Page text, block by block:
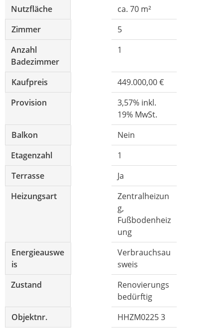
Nutzfläche
ca. 70 m²
Zimmer
5
Anzahl
Badezimmer
1
Kaufpreis
449.000,00 €
Provision
3,57% inkl.
19% MwSt.
Balkon
Nein
Etagenzahl
1
Terrasse
Ja
Heizungsart
Zentralheizun
g,
Fußbodenheiz
ung
Energieauswe
is
Verbrauchsau
sweis
Zustand
Renovierungs
bedürftig
Objektnr.
HHZM0225 3